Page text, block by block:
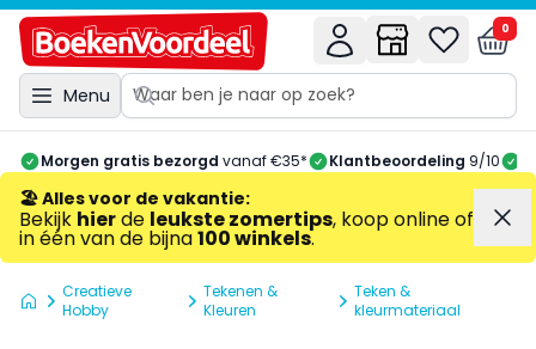
Menu
0
Morgen gratis bezorgd vanaf €35* Klantbeoordeling 9/10
🏖️ Alles voor de vakantie:
Bekijk hierde leukste zomertips, koop online of
in één van de bijna100 winkels.
Creatieve
Hobby
Tekenen &
Kleuren
Teken &
kleurmateriaal